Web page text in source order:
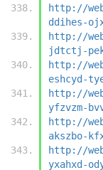
http://
ddihes-
http://
jdtctj-
http://
eshcyd-
http://
yfzvzm-
http://
akszbo-
http://
yxahxd-